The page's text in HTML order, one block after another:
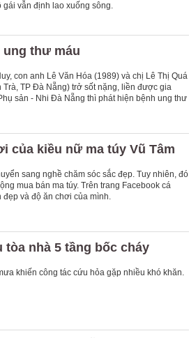
vẫn định lao xuống sông.
ung thư máu
con anh Lê Văn Hóa (1989) và chị Lê Thị Quá
Trà, TP Đà Nẵng) trở sốt nặng, liền được gia
sản - Nhi Đà Nẵng thì phát hiện bệnh ung thư
của kiều nữ ma túy Vũ Tâm
sang nghề chăm sóc sắc đẹp. Tuy nhiên, đó
mua bán ma túy. Trên trang Facebook cá
và độ ăn chơi của mình.
nhà 5 tầng bốc cháy
khiến công tác cứu hỏa gặp nhiều khó khăn.